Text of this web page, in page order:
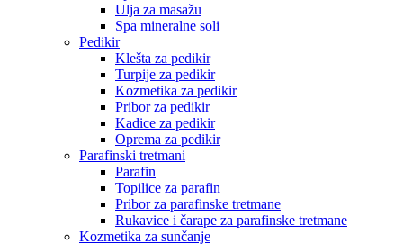
Ulja za masažu
Spa mineralne soli
Pedikir
Klešta za pedikir
Turpije za pedikir
Kozmetika za pedikir
Pribor za pedikir
Kadice za pedikir
Oprema za pedikir
Parafinski tretmani
Parafin
Topilice za parafin
Pribor za parafinske tretmane
Rukavice i čarape za parafinske tretmane
Kozmetika za sunčanje